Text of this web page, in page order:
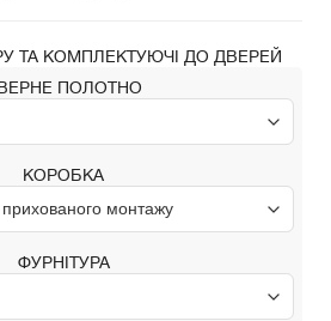
ТА КОМПЛЕКТУЮЧІ ДО ДВЕРЕЙ
ПОЛОТНО
КОРОБКА
ФУРНІТУРА